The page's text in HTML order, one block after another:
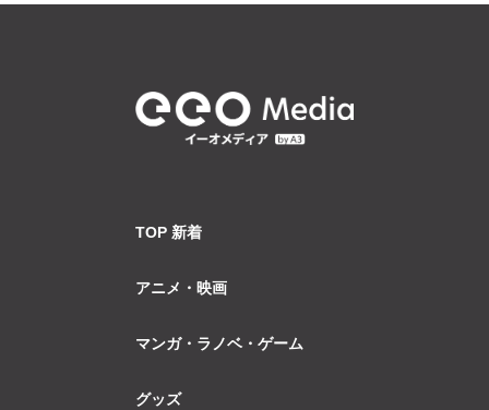
TOP 新着
アニメ・映画
マンガ・ラノベ・ゲーム
グッズ